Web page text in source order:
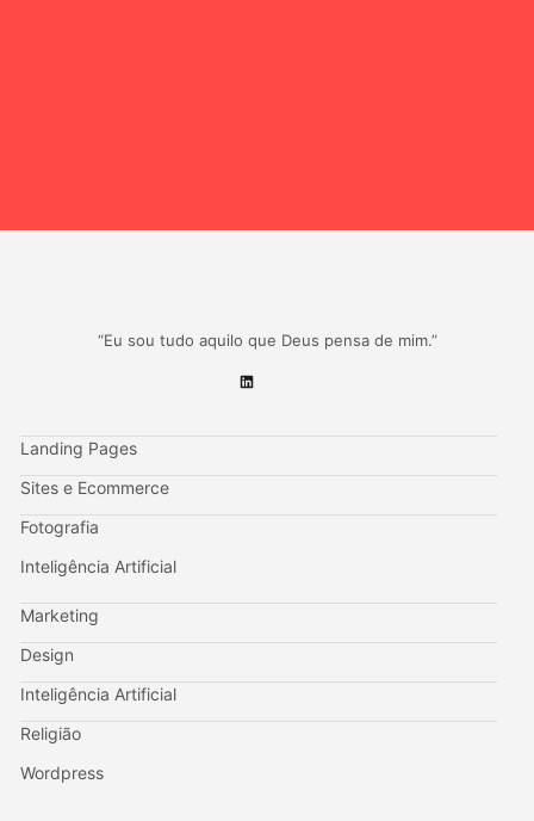
“Eu sou tudo aquilo que Deus pensa de mim.”
Landing Pages
Sites e Ecommerce
Fotografia
Inteligência Artificial
Marketing
Design
Inteligência Artificial
Religião
Wordpress